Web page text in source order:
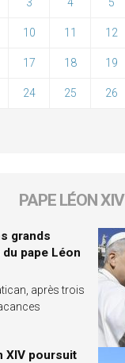
10 11 12
17 18 19
24 25 26
PAPE LÉON XIV
grands
pape Léon
après trois
XIV poursuit